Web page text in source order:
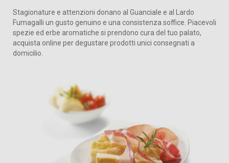
Stagionature e attenzioni donano al Guanciale e al Lardo
Fumagalli un gusto genuino e una consistenza soffice. Piacevoli
spezie ed erbe aromatiche si prendono cura del tuo palato,
acquista online per degustare prodotti unici consegnati a
domicilio.